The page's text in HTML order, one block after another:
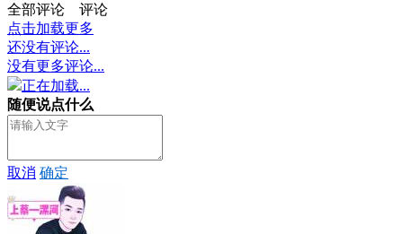
全部评论
评论
点击加载更多
还没有评论...
没有更多评论...
正在加载...
随便说点什么
取消 确定